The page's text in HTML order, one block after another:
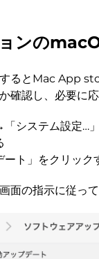
ンの
るとMac App
確認し、必要に
システム設定…
ト」をクリック
の指示に従っ